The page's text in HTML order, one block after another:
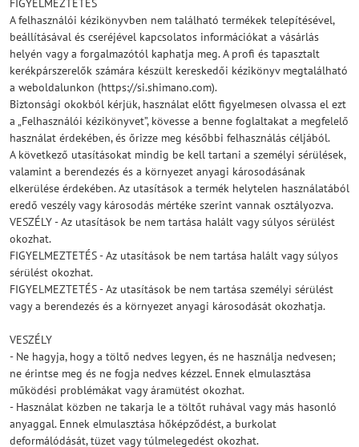
FIGYELMEZTETÉS
A felhasználói kézikönyvben nem található termékek telepítésével,
beállításával és cseréjével kapcsolatos információkat a vásárlás
helyén vagy a forgalmazótól kaphatja meg. A profi és tapasztalt
kerékpárszerelők számára készült kereskedői kézikönyv megtalálható
a weboldalunkon (https://si.shimano.com).
Biztonsági okokból kérjük, használat előtt figyelmesen olvassa el ezt
a „Felhasználói kézikönyvet”, kövesse a benne foglaltakat a megfelelő
használat érdekében, és őrizze meg későbbi felhasználás céljából.
A következő utasításokat mindig be kell tartani a személyi sérülések,
valamint a berendezés és a környezet anyagi károsodásának
elkerülése érdekében. Az utasítások a termék helytelen használatából
eredő veszély vagy károsodás mértéke szerint vannak osztályozva.
VESZÉLY - Az utasítások be nem tartása halált vagy súlyos sérülést
okozhat.
FIGYELMEZTETÉS - Az utasítások be nem tartása halált vagy súlyos
sérülést okozhat.
FIGYELMEZTETÉS - Az utasítások be nem tartása személyi sérülést
vagy a berendezés és a környezet anyagi károsodását okozhatja.
VESZÉLY
- Ne hagyja, hogy a töltő nedves legyen, és ne használja nedvesen;
ne érintse meg és ne fogja nedves kézzel. Ennek elmulasztása
működési problémákat vagy áramütést okozhat.
- Használat közben ne takarja le a töltőt ruhával vagy más hasonló
anyaggal. Ennek elmulasztása hőképződést, a burkolat
deformálódását, tüzet vagy túlmelegedést okozhat.